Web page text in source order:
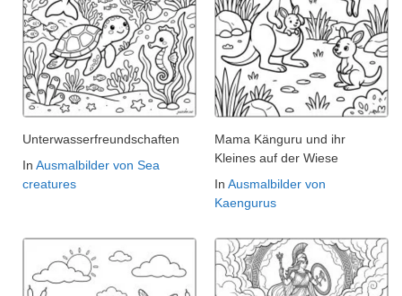
Unterwasserfreundschaften
In Ausmalbilder von Sea
creatures
Mama Känguru und ihr
Kleines auf der Wiese
In Ausmalbilder von
Kaengurus